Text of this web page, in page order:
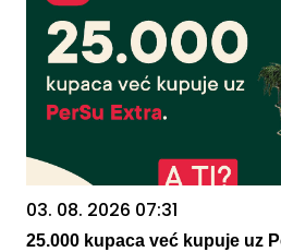
03. 08. 2026 07:31
25.000 kupaca već kupuje uz